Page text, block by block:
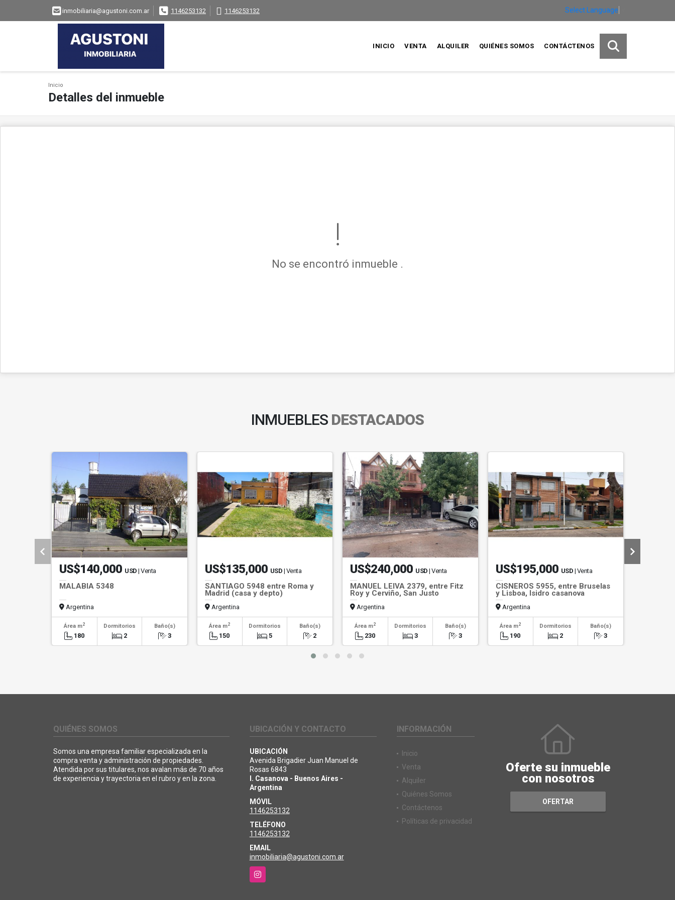
inmobiliaria@agustoni.com.ar 1146253132 1146253132 Select Language
INICIO VENTA ALQUILER QUIÉNES SOMOS CONTÁCTENOS
Inicio
Detalles del inmueble
No se encontró inmueble .
INMUEBLES DESTACADOS
US$140,000 USD | Venta
MALABIA 5348
Argentina
Área m2
180
Dormitorios
2
Baño(s)
3
US$135,000 USD | Venta
SANTIAGO 5948 entre Roma y
Madrid (casa y depto)
Argentina
Área m2
150
Dormitorios
5
Baño(s)
2
US$240,000 USD | Venta
MANUEL LEIVA 2379, entre Fitz
Roy y Cerviño, San Justo
Argentina
Área m2
230
Dormitorios
3
Baño(s)
3
US$195,000 USD | Venta
CISNEROS 5955, entre Bruselas
y Lisboa, Isidro casanova
Argentina
Área m2
190
Dormitorios
2
Baño(s)
3
QUIÉNES SOMOS
Somos una empresa familiar especializada en la
compra venta y administración de propiedades.
Atendida por sus titulares, nos avalan más de 70 años
de experiencia y trayectoria en el rubro y en la zona.
UBICACIÓN Y CONTACTO
UBICACIÓN
Avenida Brigadier Juan Manuel de
Rosas 6843
I. Casanova - Buenos Aires -
Argentina
MÓVIL
1146253132
TELÉFONO
1146253132
EMAIL
inmobiliaria@agustoni.com.ar
Instagram
INFORMACIÓN
Inicio
Venta
Alquiler
Quiénes Somos
Contáctenos
Políticas de privacidad
Oferte su inmueble
con nosotros
OFERTAR